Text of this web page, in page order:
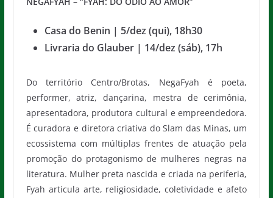
Casa do Benin | 5/dez (qui), 18h30
Livraria do Glauber | 14/dez (sáb), 17h
Do território Centro/Brotas, NegaFyah é poeta,
performer, atriz, dançarina, mestra de cerimônia,
apresentadora, produtora cultural e empreendedora.
É curadora e diretora criativa do Slam das Minas, um
ecossistema com múltiplas frentes de atuação pela
promoção do protagonismo de mulheres negras na
literatura. Mulher preta nascida e criada na periferia,
Fyah articula arte, religiosidade, coletividade e afeto